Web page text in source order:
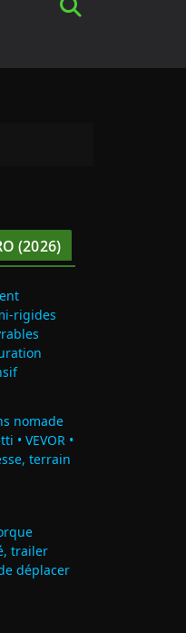
(2026)
nomade
• VEVOR •
terrain
trailer
déplacer